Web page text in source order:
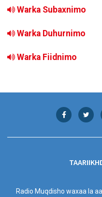
Warka Subaxnimo
Warka Duhurnimo
Warka Fiidnimo
Radio Muqdisho waxaa la